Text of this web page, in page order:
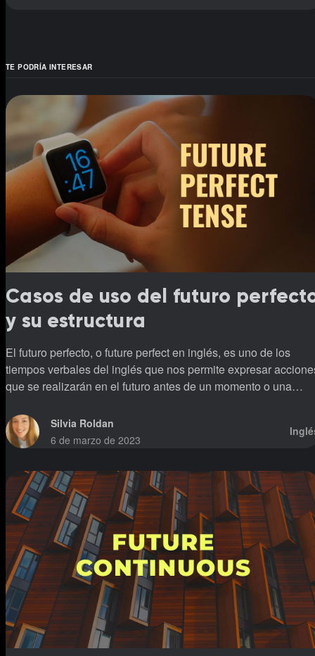
TE PODRÍA INTERESAR
Casos de uso del futuro
y su estructura
El futuro perfecto, o future perfect en inglés, es uno de los
tiempos verbales del inglés que nos permite expresar
que se realizarán en el futuro antes de un momento o una
Silvia Roldan
6 de marzo de 2023